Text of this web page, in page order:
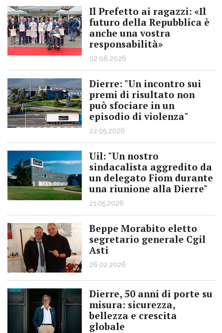
Il Prefetto ai ragazzi: «Il
futuro della Repubblica è
anche una vostra
responsabilità»
02.06.2026
Dierre: "Un incontro sui
premi di risultato non
può sfociare in un
episodio di violenza"
22.05.2026
Uil: "Un nostro
sindacalista aggredito da
un delegato Fiom durante
una riunione alla Dierre"
21.05.2026
Beppe Morabito eletto
segretario generale Cgil
Asti
26.02.2026
Dierre, 50 anni di porte su
misura: sicurezza,
bellezza e crescita
globale